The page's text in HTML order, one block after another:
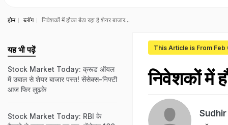
होम ब्लॉग निवेशकों में हौका बैठा रहा है शेयर बाजार...
This Article is From Feb
निवेशकों में
यह भी पढ़ें
Stock Market Today: क्रूड ऑयल
में उबाल से शेयर बाजार पस्त! सेंसेक्स-निफ्टी
आज फिर लुढ़के
Stock Market Today: RBI के